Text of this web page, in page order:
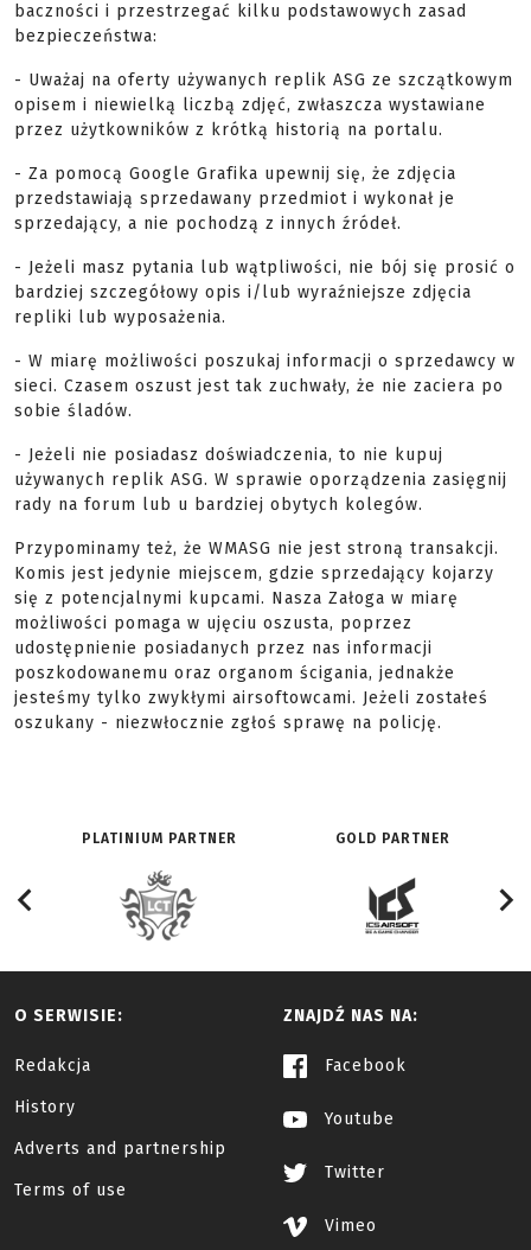
baczności i przestrzegać kilku podstawowych zasad
bezpieczeństwa:
- Uważaj na oferty używanych replik ASG ze szczątkowym
opisem i niewielką liczbą zdjęć, zwłaszcza wystawiane
przez użytkowników z krótką historią na portalu.
- Za pomocą Google Grafika upewnij się, że zdjęcia
przedstawiają sprzedawany przedmiot i wykonał je
sprzedający, a nie pochodzą z innych źródeł.
- Jeżeli masz pytania lub wątpliwości, nie bój się prosić o
bardziej szczegółowy opis i/lub wyraźniejsze zdjęcia
repliki lub wyposażenia.
- W miarę możliwości poszukaj informacji o sprzedawcy w
sieci. Czasem oszust jest tak zuchwały, że nie zaciera po
sobie śladów.
- Jeżeli nie posiadasz doświadczenia, to nie kupuj
używanych replik ASG. W sprawie oporządzenia zasięgnij
rady na forum lub u bardziej obytych kolegów.
Przypominamy też, że WMASG nie jest stroną transakcji.
Komis jest jedynie miejscem, gdzie sprzedający kojarzy
się z potencjalnymi kupcami. Nasza Załoga w miarę
możliwości pomaga w ujęciu oszusta, poprzez
udostępnienie posiadanych przez nas informacji
poszkodowanemu oraz organom ścigania, jednakże
jesteśmy tylko zwykłymi airsoftowcami. Jeżeli zostałeś
oszukany - niezwłocznie zgłoś sprawę na policję.
PLATINIUM PARTNER GOLD PARTNER
O SERWISIE:
Redakcja
History
Adverts and partnership
Terms of use
ZNAJDŹ NAS NA:
Facebook
Youtube
Twitter
Vimeo